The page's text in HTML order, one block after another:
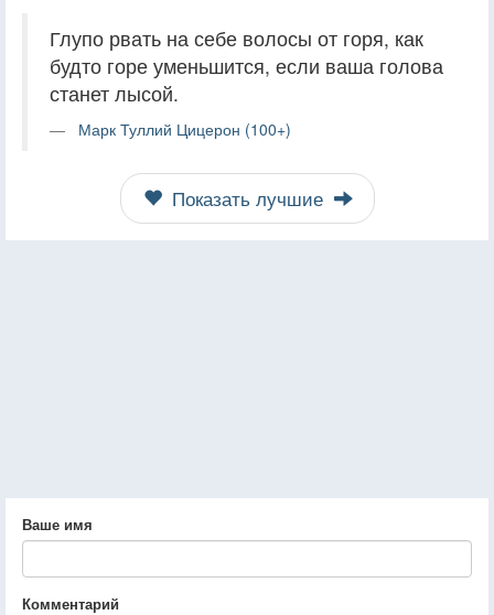
Глупо рвать на себе волосы от горя, как
будто горе уменьшится, если ваша голова
станет лысой.
Марк Туллий Цицерон (100+)
Показать лучшие
Ваше имя
Комментарий